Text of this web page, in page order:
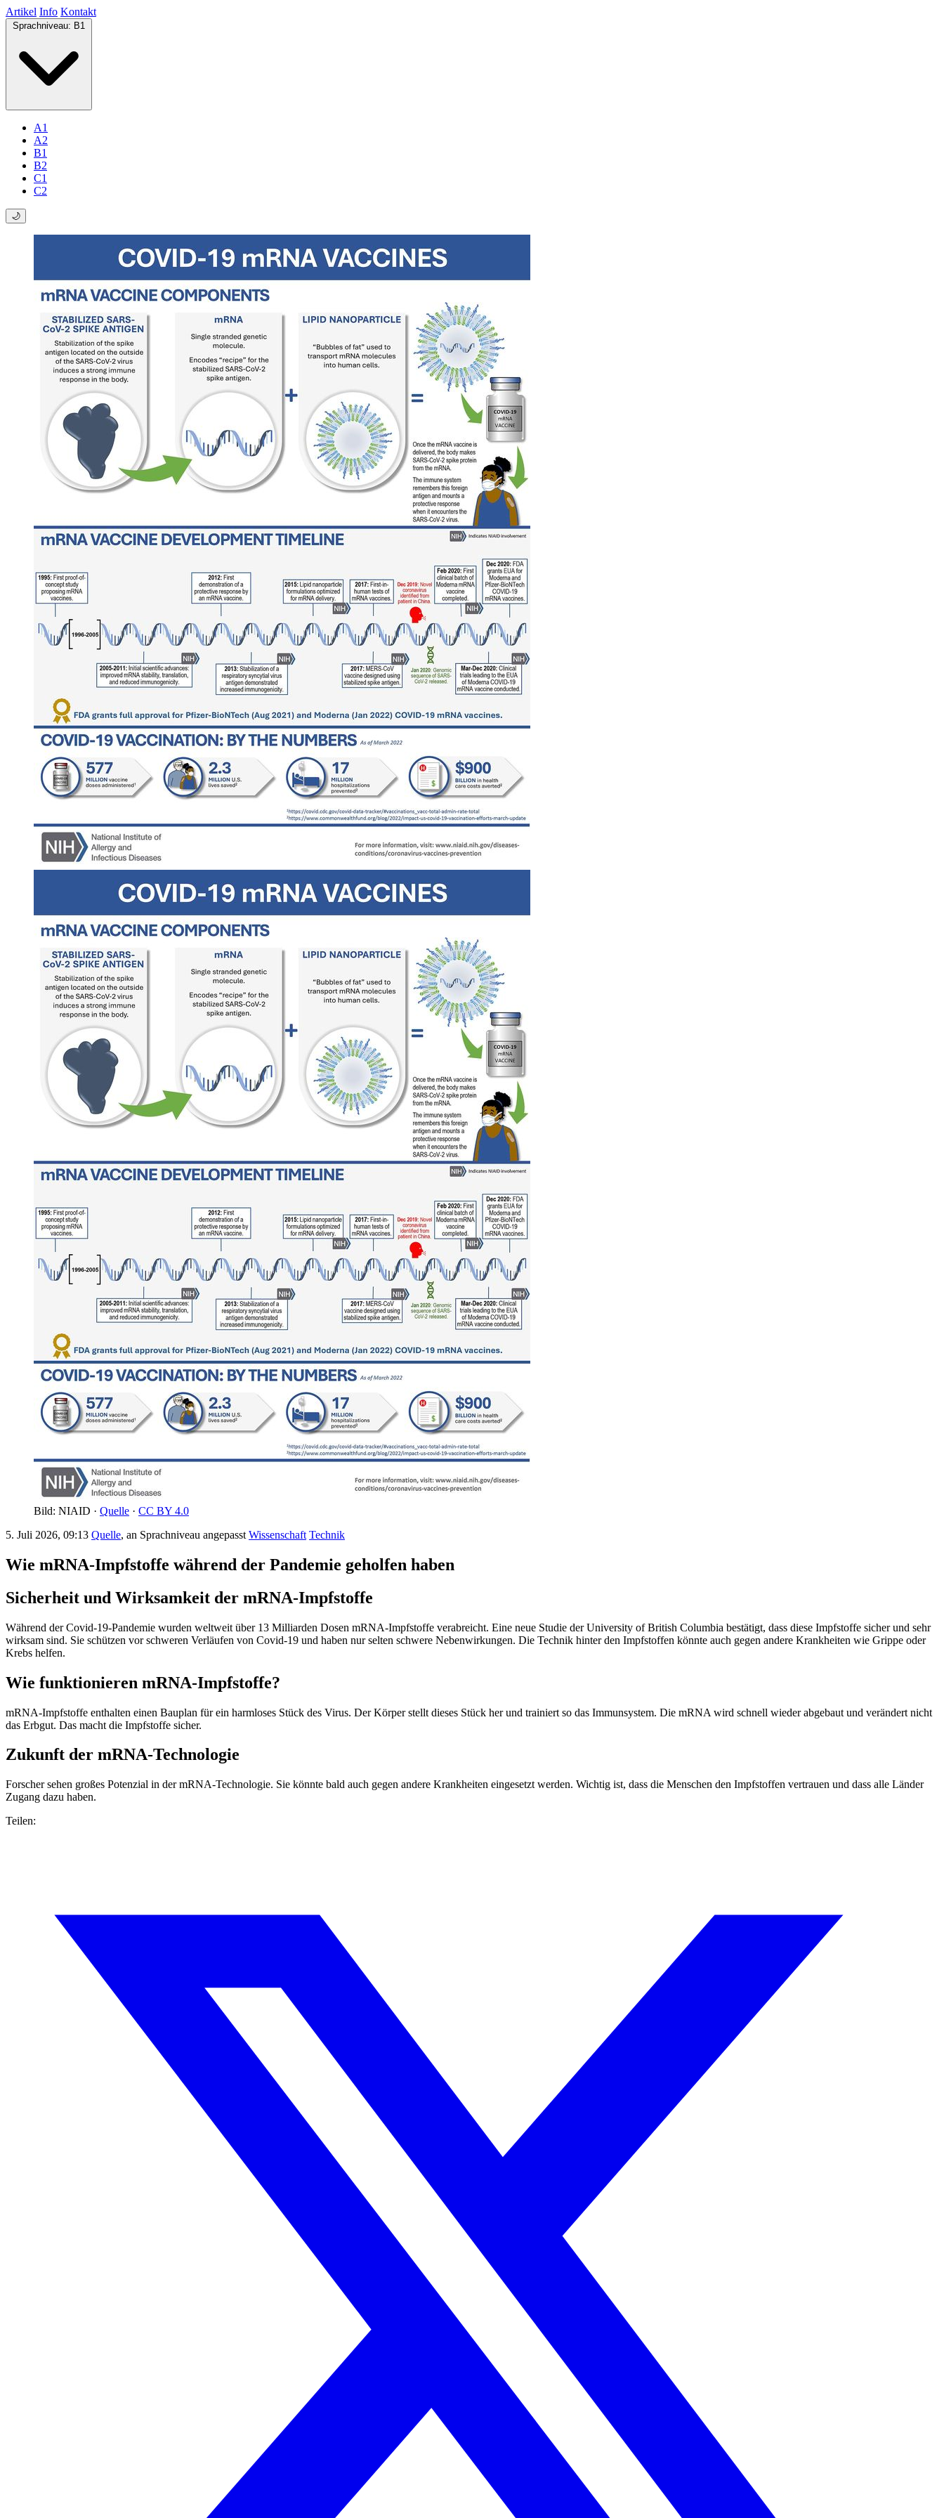
Artikel Info Kontakt
Sprachniveau: B1
A1
A2
B1
B2
C1
C2
🌙
Bild: NIAID · Quelle · CC BY 4.0
5. Juli 2026, 09:13 Quelle, an Sprachniveau angepasst Wissenschaft Technik
Wie mRNA-Impfstoffe während der Pandemie geholfen haben
Sicherheit und Wirksamkeit der mRNA-Impfstoffe
Während der Covid-19-Pandemie wurden weltweit über 13 Milliarden Dosen mRNA-Impfstoffe verabreicht. Eine neue Studie der University of British Columbia bestätigt, dass diese Impfstoffe sicher und sehr
wirksam sind. Sie schützen vor schweren Verläufen von Covid-19 und haben nur selten schwere Nebenwirkungen. Die Technik hinter den Impfstoffen könnte auch gegen andere Krankheiten wie Grippe oder
Krebs helfen.
Wie funktionieren mRNA-Impfstoffe?
mRNA-Impfstoffe enthalten einen Bauplan für ein harmloses Stück des Virus. Der Körper stellt dieses Stück her und trainiert so das Immunsystem. Die mRNA wird schnell wieder abgebaut und verändert nicht
das Erbgut. Das macht die Impfstoffe sicher.
Zukunft der mRNA-Technologie
Forscher sehen großes Potenzial in der mRNA-Technologie. Sie könnte bald auch gegen andere Krankheiten eingesetzt werden. Wichtig ist, dass die Menschen den Impfstoffen vertrauen und dass alle Länder
Zugang dazu haben.
Teilen: